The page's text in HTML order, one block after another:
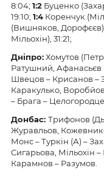
8:04; 1:2 Буценко
19:10; 1:4 Коренчук
(Вишняков,
Мільохін), 31:21;
Дніпро:Хомутов
Ратушний, Афанасьєв
Швецов – Крисанов –
Каракулько,
– Брага –
Донбас: Трифонов
Журавльов,
Монс – Туркін (А) –
Сигарьова, Мільохін
Карамнов – Разумов.